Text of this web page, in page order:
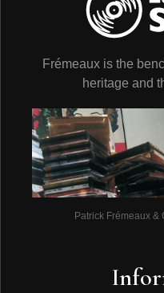
Frémeaux is the
heritage and
Patrick Frémeaux